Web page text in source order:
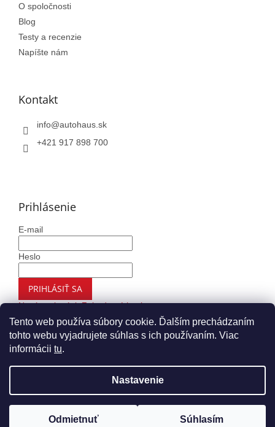
Tento web používa súbory cookie. Ďalším prechádzaním
tohto webu vyjadrujete súhlas s ich používaním. Viac
informácii tu.
Nastavenie
Odmietnuť Súhlasím
O spoločnosti
Blog
Testy a recenzie
Napíšte nám
Kontakt
info@autohaus.sk
+421 917 898 700
Prihlásenie
E-mail
Heslo
PRIHLÁSIŤ SA
Nová registráciaZabudnuté heslo
Copyright 2026Autohaus.sk. Všetky práva vyhradené.
Upraviť nastavenie cookies